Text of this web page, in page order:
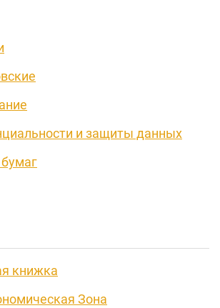
и защиты данных
книжка
Зона